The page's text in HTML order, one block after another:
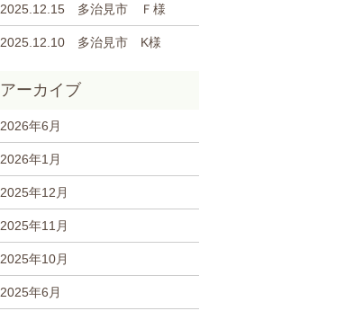
2025.12.15 多治見市 Ｆ様
2025.12.10 多治見市 K様
2026年6月
2026年1月
2025年12月
2025年11月
2025年10月
2025年6月